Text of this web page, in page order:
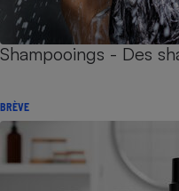
Shampooings - Des
BRÈVE